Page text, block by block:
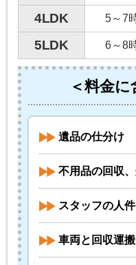
4LDK
5～7
5LDK
6～8
＜料金
遺品の仕分け
不用品の回収
スタッフの人
車両と回収運